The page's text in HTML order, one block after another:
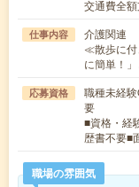
交通費全
仕事内容
介護関連
≪散歩に付
に簡単！
応募資格
職種未経
要
■資格・経
歴書不要■
職場の雰囲気